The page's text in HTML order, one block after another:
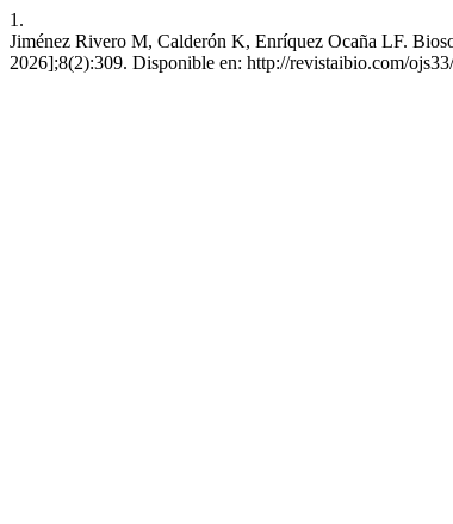
1.
Jiménez Rivero M, Calderón K, Enríquez Ocaña LF.
2026];8(2):309. Disponible en: http://revistaibio.com/